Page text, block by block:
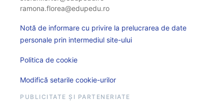
ramona.florea@edupedu.ro
Notă de informare cu privire la prelucrarea de date
personale prin intermediul site-ului
Politica de cookie
Modifică setarile cookie-urilor
PUBLICITATE ȘI PARTENERIATE